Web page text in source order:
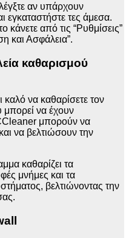
αν υπάρχουν
εγκαταστήστε τες άμεσα.
κάνετε από τις “Ρυθμίσεις”
και Ασφάλεια”.
καθαρισμού
καλό να καθαρίσετε τον
να έχουν
μπορούν να
να βελτιώσουν την
καθαρίζει τα
μνήμες και τα
βελτιώνοντας την